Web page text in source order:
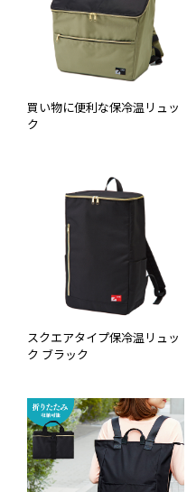
買い物に便利な保冷温リュッ
ク
スクエアタイプ保冷温リュッ
ク ブラック